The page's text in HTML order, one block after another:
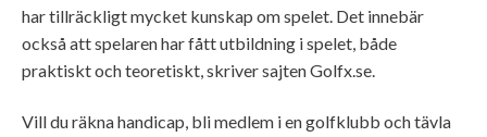
har tillräckligt mycket kunskap om spelet. Det innebär
också att spelaren har fått utbildning i spelet, både
praktiskt och teoretiskt, skriver sajten Golfx.se.
Vill du räkna handicap, bli medlem i en golfklubb och tävla